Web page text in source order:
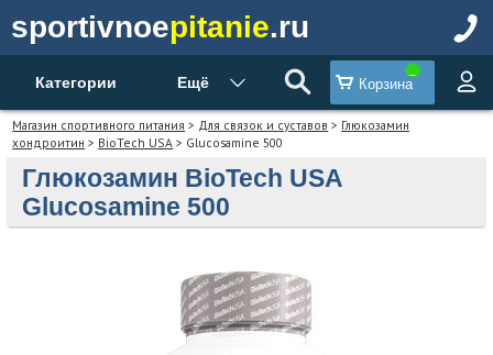
sportivnoepitanie.ru
Категории Ещё Корзина
Магазин спортивного питания > Для связок и суставов > Глюкозамин
хондроитин > BioTech USA > Glucosamine 500
Глюкозамин BioTech USA
Glucosamine 500